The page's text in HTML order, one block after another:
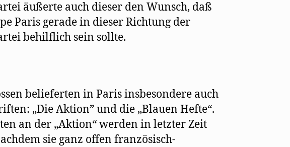
äußerte auch dieser den Wunsch, daß
Paris gerade in dieser Richtung der
behilflich sein sollte.
belieferten in Paris insbesondere auch
„Die Aktion” und die „Blauen Hefte“.
an der „Aktion“ werden in letzter Zeit
sie ganz offen französisch-